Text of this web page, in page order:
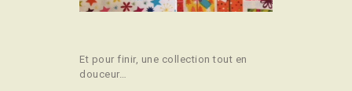
Et pour finir, une collection tout en
douceur…